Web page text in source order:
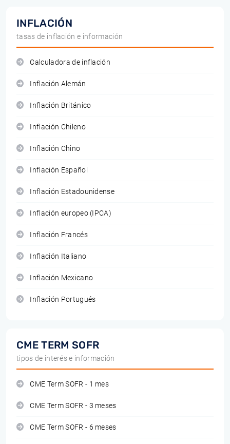
INFLACIÓN
tasas de inflación e información
Calculadora de inflación
Inflación Alemán
Inflación Británico
Inflación Chileno
Inflación Chino
Inflación Español
Inflación Estadounidense
Inflación europeo (IPCA)
Inflación Francés
Inflación Italiano
Inflación Mexicano
Inflación Portugués
CME TERM SOFR
tipos de interés e información
CME Term SOFR - 1 mes
CME Term SOFR - 3 meses
CME Term SOFR - 6 meses